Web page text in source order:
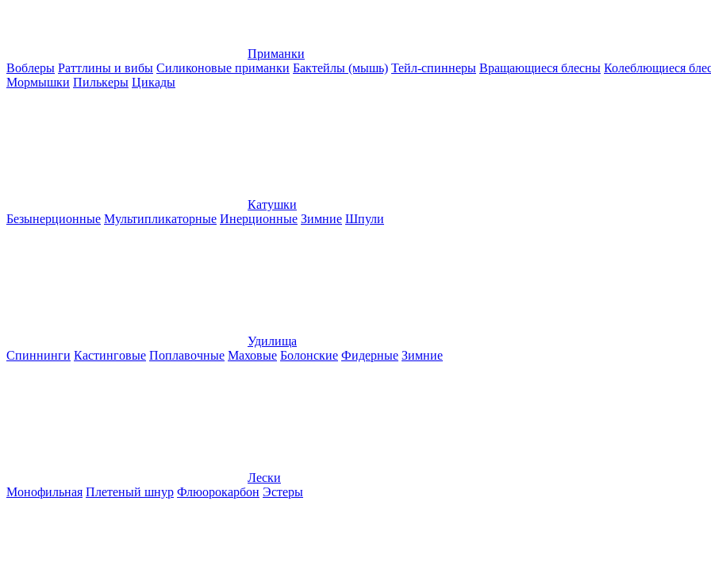
Приманки
Воблеры Раттлины и вибы Силиконовые приманки Бактейлы (мышь) Тейл-спиннеры Вращающиеся блесны Колеблющиеся
Мормышки Пилькеры Цикады
Катушки
Безынерционные Мультипликаторные Инерционные Зимние Шпули
Удилища
Спиннинги Кастинговые Поплавочные Маховые Болонские Фидерные Зимние
Лески
Монофильная Плетеный шнур Флюорокарбон Эстеры